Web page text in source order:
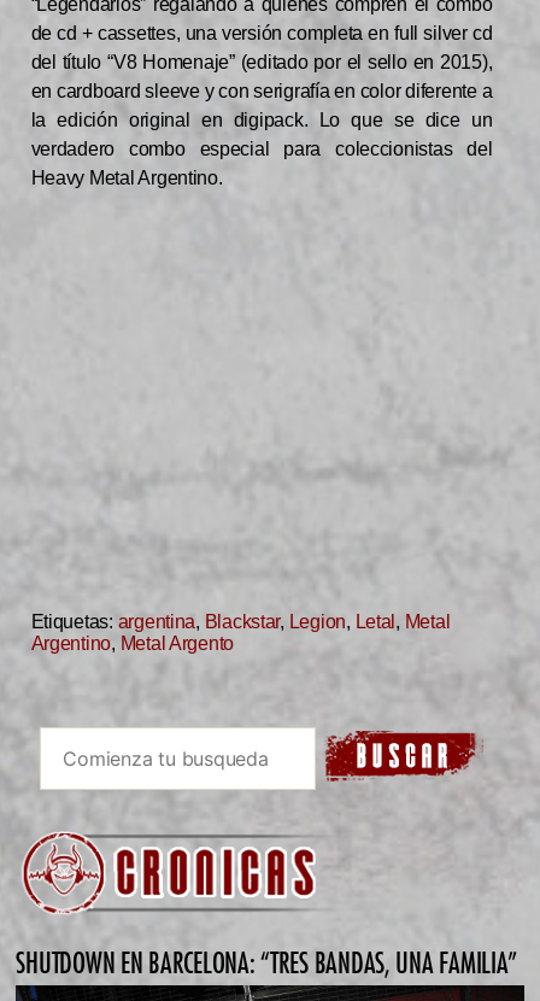
“Legendarios” regalando a quienes compren el combo
de cd + cassettes, una versión completa en full silver cd
del título “V8 Homenaje” (editado por el sello en 2015),
en cardboard sleeve y con serigrafía en color diferente a
la edición original en digipack. Lo que se dice un
verdadero combo especial para coleccionistas del
Heavy Metal Argentino.
Etiquetas: argentina, Blackstar, Legion, Letal , Metal
Argentino, Metal Argento
SHUTDOWN EN BARCELONA: “TRES BANDAS, UNA FAMILIA”